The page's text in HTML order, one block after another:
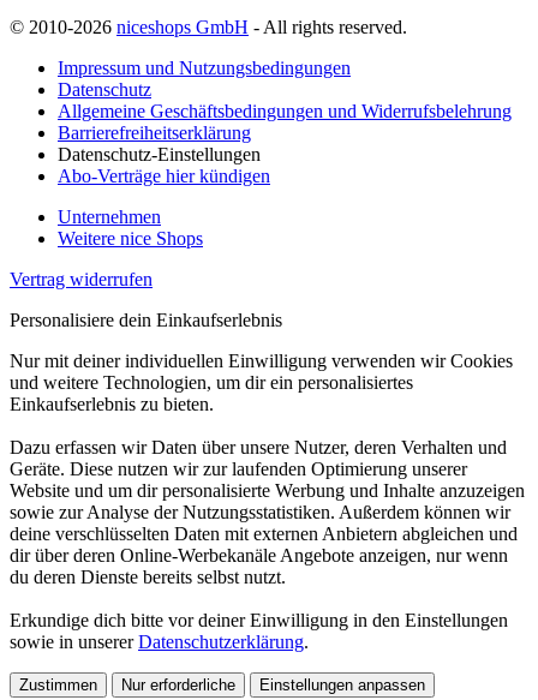
© 2010-2026 niceshops GmbH - All rights reserved.
Impressum und Nutzungsbedingungen
Datenschutz
Allgemeine Geschäftsbedingungen und Widerrufsbelehrung
Barrierefreiheitserklärung
Datenschutz-Einstellungen
Abo-Verträge hier kündigen
Unternehmen
Weitere nice Shops
Vertrag widerrufen
Personalisiere dein Einkaufserlebnis
Nur mit deiner individuellen Einwilligung verwenden wir Cookies
und weitere Technologien, um dir ein personalisiertes
Einkaufserlebnis zu bieten.
Dazu erfassen wir Daten über unsere Nutzer, deren Verhalten und
Geräte. Diese nutzen wir zur laufenden Optimierung unserer
Website und um dir personalisierte Werbung und Inhalte anzuzeigen
sowie zur Analyse der Nutzungsstatistiken. Außerdem können wir
deine verschlüsselten Daten mit externen Anbietern abgleichen und
dir über deren Online-Werbekanäle Angebote anzeigen, nur wenn
du deren Dienste bereits selbst nutzt.
Erkundige dich bitte vor deiner Einwilligung in den Einstellungen
sowie in unsererDatenschutzerklärung.
Zustimmen Nur erforderliche Einstellungen anpassen